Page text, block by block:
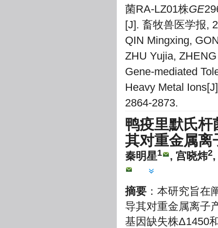
菌RA-LZ01株GE
[J]. 畜牧兽医学报,
QIN Mingxing,
ZHU Yujia,
Gene-mediated
Heavy Metal
2864-2873.
鸭疫里默氏
其对重金属离
秦明星1 , 宫晓炜2
摘要 ：本研究旨在
导其对重金属离子
基因缺失株Δ1450